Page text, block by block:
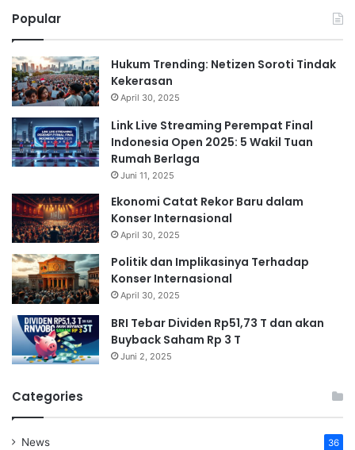
Popular
Hukum Trending: Netizen Soroti Tindak
Kekerasan
April 30, 2025
Link Live Streaming Perempat Final
Indonesia Open 2025: 5 Wakil Tuan
Rumah Berlaga
Juni 11, 2025
Ekonomi Catat Rekor Baru dalam
Konser Internasional
April 30, 2025
Politik dan Implikasinya Terhadap
Konser Internasional
April 30, 2025
BRI Tebar Dividen Rp51,73 T dan akan
Buyback Saham Rp 3 T
Juni 2, 2025
Categories
News 36